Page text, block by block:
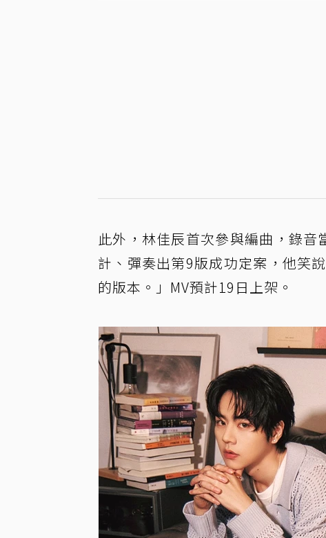
此外，林佳辰首次參與編曲，錄
計、彈奏出第9版成功定案，他笑
的版本。」MV預計19日上架。